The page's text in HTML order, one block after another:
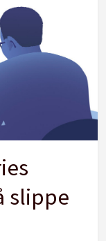
slippe